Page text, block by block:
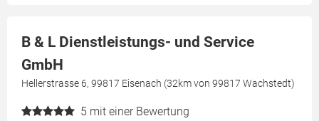
B & L Dienstleistungs- und Service
GmbH
Hellerstrasse 6, 99817 Eisenach (32km von 99817 Wachstedt)
5 mit einer Bewertung